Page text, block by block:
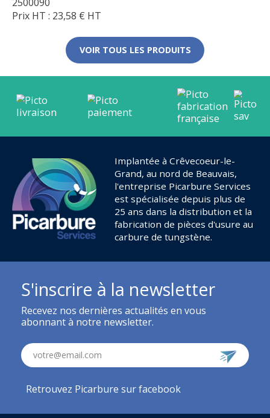
Prix HT : 23,58 € HT
VOIR TOUS LES PRODUITS
Implantée à Crêvecoeur-le-
Grand, au nord de Beauvais,
l'entreprise Picarbure Services
est spécialisée depuis plus de
25 ans dans la distribution et la
fabrication de pièces d'usure au
carbure de tungstène.
S'inscrire à la newsletter
Recevez nos dernières actualités en vous
abonnant à notre newsletter.
votre@email.com
Retrouvez Picarbure sur facebook